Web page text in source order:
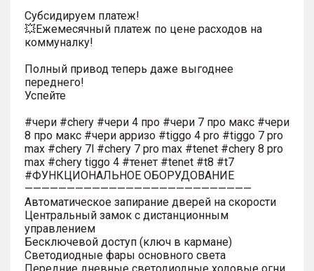
Субсидируем платеж!
💥Ежемесячный платеж по цене расходов на
коммуналку!
Полный привод теперь даже выгоднее
переднего!
Успейте
#чери #chery #чери 4 про #чери 7 про макс #чери
8 про макс #чери арризо #tiggo 4 pro #tiggo 7 pro
max #chery 7l #chery 7 pro max #tenet #chery 8 pro
max #chery tiggo 4 #тенет #tenet #t8 #t7
#ФУНКЦИОНАЛЬНОЕ ОБОРУДОВАНИЕ
———————————————————————————
Автоматическое запирание дверей на скорости
Центральный замок с дистанционным
управлением
Бесключевой доступ (ключ в кармане)
Светодиодные фары основного света
Передние дневные светодиодные ходовые огни